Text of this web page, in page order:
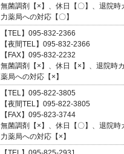
無菌調剤【×】、休日【〇】、退院
力薬局への対応【〇】
【TEL】095-832-2366
【夜間TEL】095-832-2366
【FAX】095-832-2232
無菌調剤【×】、休日【×】、退院時
薬局への対応【×】
【TEL】095-822-3805
【夜間TEL】095-822-3805
【FAX】095-823-3744
無菌調剤【×】、休日【〇】、退院
力薬局への対応【×】